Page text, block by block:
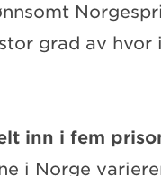
grad av hvor
inn i fem
i Norge